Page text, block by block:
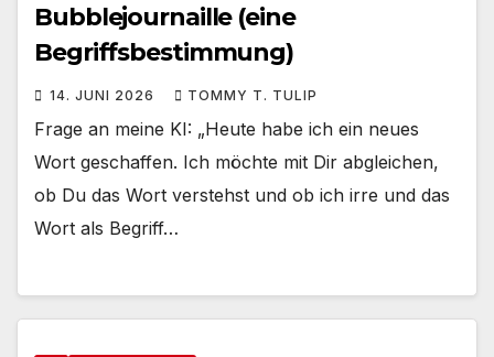
Bubblejournaille (eine
Begriffsbestimmung)
14. JUNI 2026 TOMMY T. TULIP
Frage an meine KI: „Heute habe ich ein neues
Wort geschaffen. Ich möchte mit Dir abgleichen,
ob Du das Wort verstehst und ob ich irre und das
Wort als Begriff…